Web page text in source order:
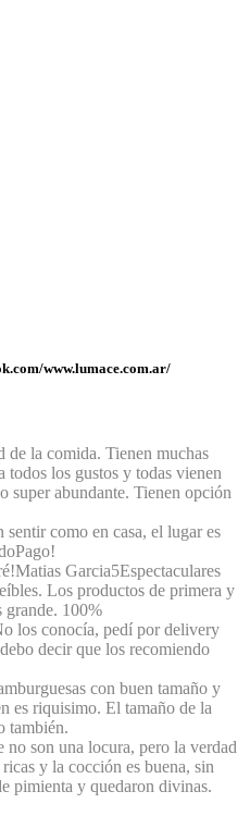
www.lumace.com.ar/
de la comida. Tienen muchas
todos los gustos y todas vienen
super abundante. Tienen opción
sentir como en casa, el lugar es
Matias Garcia5Espectaculares
Los productos de primera y
grande. 100%
los conocía, pedí por delivery
decir que los recomiendo
con buen tamaño y
es riquisimo. El tamaño de la
también.
no son una locura, pero la verdad
y la cocción es buena, sin
pimienta y quedaron divinas.